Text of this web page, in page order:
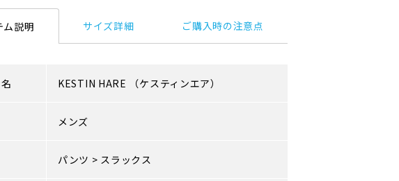
ム説明 サイズ詳細 ご購入時の注意点
KESTIN HARE （ケスティンエア）
メンズ
パンツ > スラックス